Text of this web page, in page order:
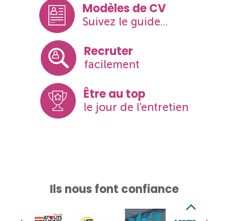
Modèles de CV
Suivez le guide...
Recruter
facilement
Être au top
le jour de l'entretien
Ils nous font confiance